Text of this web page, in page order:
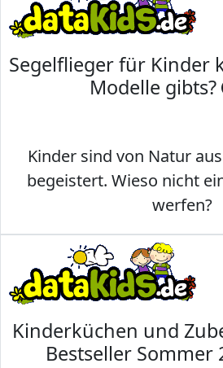
Segelflieger für Kinder
Modelle gibts?
Kinder sind von Natur
begeistert. Wieso nicht
werfen?
Kinderküchen und
Bestseller Sommer